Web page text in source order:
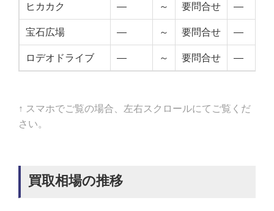
ヒカカク — ～ 要問合せ —
宝石広場 — ～ 要問合せ —
ロデオドライブ — ～ 要問合せ —
↑ スマホでご覧の場合、左右スクロールにてご覧くだ
さい。
買取相場の推移